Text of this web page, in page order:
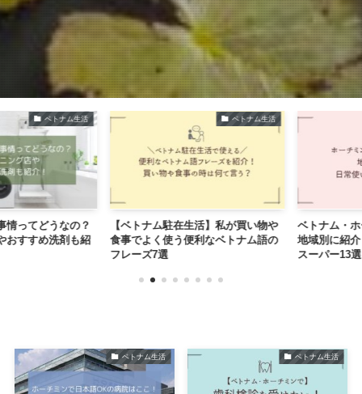
ベトナム生活
てどうなの？
すめ洗剤も紹
ベトナム生活
【ベトナム駐在生活】私が買い物や
食事でよく使う便利なベトナム語の
フレーズ7選
ベトナム・ホー
地域別に紹介！
スーパー13選
ベトナム生活 ベトナム生活